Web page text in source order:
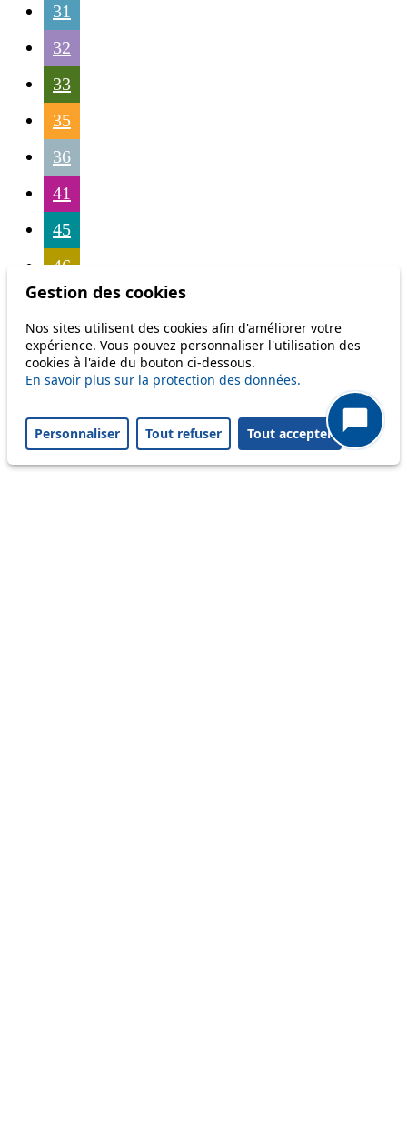
31
32
33
35
36
41
45
46
54
56
58
Gestion des cookies
Nos sites utilisent des cookies afin d'améliorer votre
expérience. Vous pouvez personnaliser l'utilisation des
cookies à l'aide du bouton ci-dessous.
En savoir plus sur la protection des données.
Personnaliser Tout refuser Tout accepter